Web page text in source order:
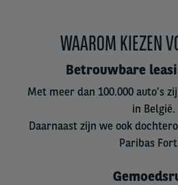
WAAROM KIEZEN
Betrouwbare
Met meer dan 100.000 auto’s
in België.
Daarnaast zijn we ook
Paribas